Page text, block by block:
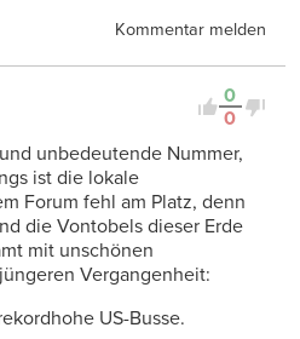
Kommentar melden
0
0
unbedeutende Nummer,
ist die lokale
Forum fehl am Platz, denn
die Vontobels dieser Erde
mit unschönen
Vergangenheit:
US-Busse.